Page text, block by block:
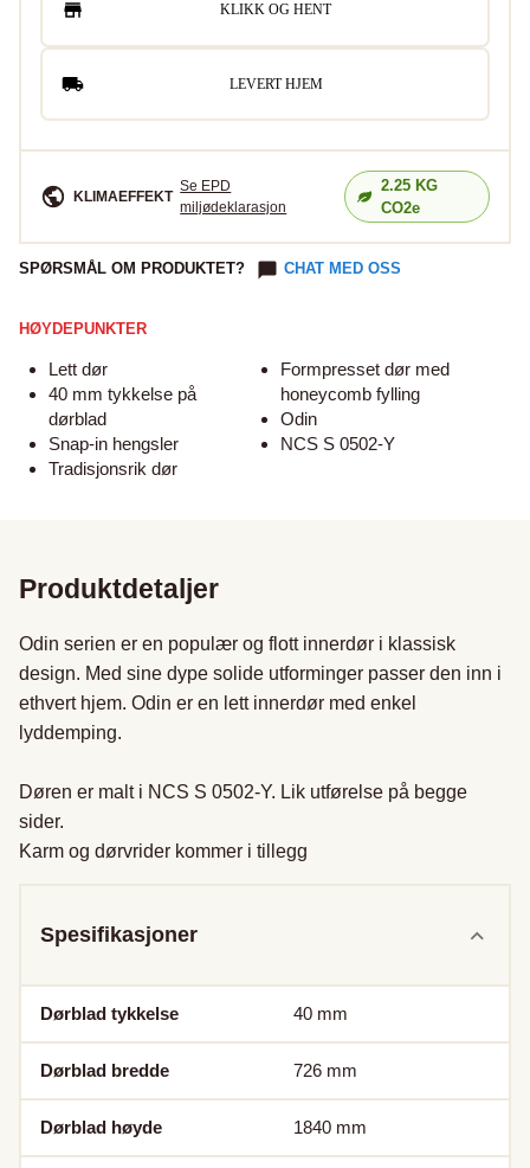
KLIKK OG HENT
LEVERT HJEM
KLIMAEFFEKT
Se EPD
miljødeklarasjon
2.25KG
CO2e
SPØRSMÅL OM PRODUKTET? CHAT MED OSS
HØYDEPUNKTER
Lett dør
40 mm tykkelse på
dørblad
Snap-in hengsler
Tradisjonsrik dør
Formpresset dør med
honeycomb fylling
Odin
NCS S 0502-Y
Produktdetaljer
Odin serien er en populær og flott innerdør i klassisk
design. Med sine dype solide utforminger passer den inn i
ethvert hjem. Odin er en lett innerdør med enkel
lyddemping.
Døren er malt i NCS S 0502-Y. Lik utførelse på begge
sider.
Karm og dørvrider kommer i tillegg
Spesifikasjoner
Dørblad tykkelse 40 mm
Dørblad bredde 726 mm
Dørblad høyde 1840 mm